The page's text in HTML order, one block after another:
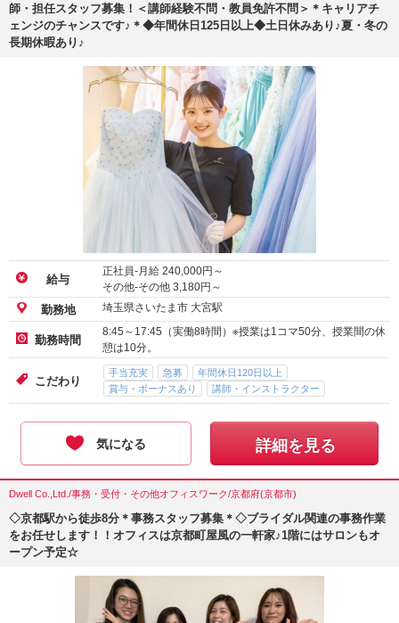
師・担任スタッフ募集！＜講師経験不問・教員免許不問＞＊キャリアチ
ェンジのチャンスです♪＊◆年間休日125日以上◆土日休みあり♪夏・冬の
長期休暇あり♪
給与
正社員-月給 240,000円～
その他-その他 3,180円～
勤務地 埼玉県さいたま市 大宮駅
勤務時間
8:45～17:45（実働8時間）※授業は1コマ50分、授業間の休
憩は10分。
こだわり
手当充実 急募
年間休日120日以上
賞与・ボーナスあり
講師・インストラクター
気になる 詳細を見る
Dwell Co.,Ltd./事務・受付・その他オフィスワーク/京都府(京都市)
◇京都駅から徒歩8分＊事務スタッフ募集＊◇ブライダル関連の事務作業
をお任せします！！オフィスは京都町屋風の一軒家♪1階にはサロンもオ
ープン予定☆